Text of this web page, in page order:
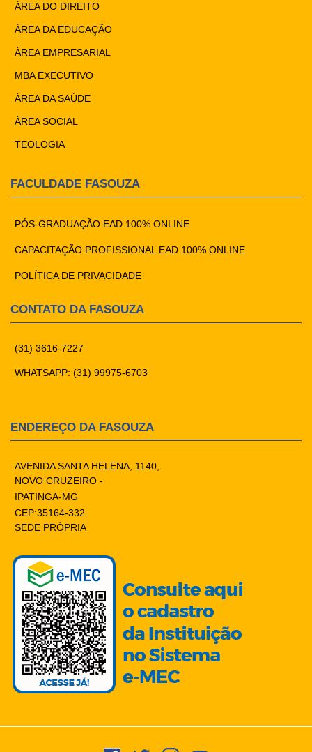
ÁREA DO DIREITO
ÁREA DA EDUCAÇÃO
ÁREA EMPRESARIAL
MBA EXECUTIVO
ÁREA DA SAÚDE
ÁREA SOCIAL
TEOLOGIA
FACULDADE FASOUZA
PÓS-GRADUAÇÃO EAD 100% ONLINE
CAPACITAÇÃO PROFISSIONAL EAD 100% ONLINE
POLÍTICA DE PRIVACIDADE
CONTATO DA FASOUZA
(31) 3616-7227
WHATSAPP: (31) 99975-6703
ENDEREÇO DA FASOUZA
AVENIDA SANTA HELENA, 1140,
NOVO CRUZEIRO -
IPATINGA-MG
CEP:35164-332.
SEDE PRÓPRIA